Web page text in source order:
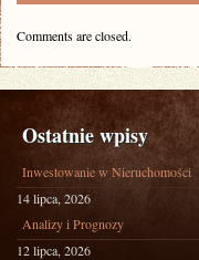
Comments are closed.
Ostatnie wpisy
Inwestowanie w Nieruchomości
14 lipca, 2026
Analizy i Prognozy
12 lipca, 2026